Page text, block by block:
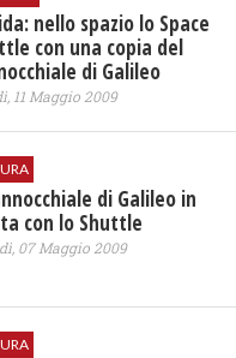
nello spazio lo Space
con una copia del
di Galileo
11 Maggio 2009
di Galileo in
con lo Shuttle
07 Maggio 2009